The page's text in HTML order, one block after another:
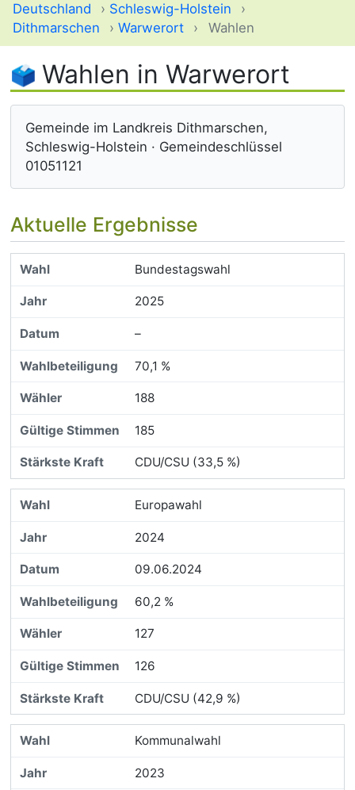
Deutschland › Schleswig-Holstein
›
Dithmarschen
›Warwerort › Wahlen
Wahlen in Warwerort
Gemeinde im Landkreis Dithmarschen,
Schleswig-Holstein · Gemeindeschlüssel
01051121
Aktuelle Ergebnisse
Bundestagswahl
2025
–
70,1 %
188
185
CDU/CSU (33,5 %)
Europawahl
2024
09.06.2024
60,2 %
127
126
CDU/CSU (42,9 %)
Kommunalwahl
2023